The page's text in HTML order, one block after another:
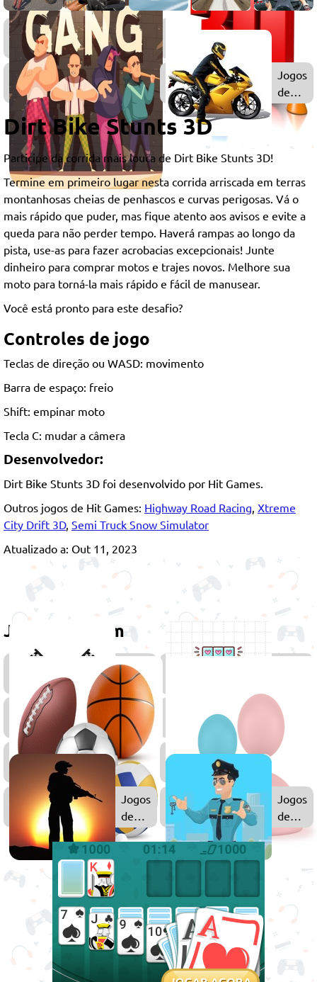
Jogos
de
Moto
Jogos
de
Meninos
Jogos
de
Moto
3D
Dirt Bike Stunts 3D
Participe da corrida mais louca de Dirt Bike Stunts 3D!
Termine em primeiro lugar nesta corrida arriscada em terras
montanhosas cheias de penhascos e curvas perigosas. Vá o
mais rápido que puder, mas fique atento aos avisos e evite a
queda para não perder tempo. Haverá rampas ao longo da
pista, use-as para fazer acrobacias excepcionais! Junte
dinheiro para comprar motos e trajes novos. Melhore sua
moto para torná-la mais rápido e fácil de manusear.
Você está pronto para este desafio?
Controles de jogo
Teclas de direção ou WASD: movimento
Barra de espaço: freio
Shift: empinar moto
Tecla C: mudar a câmera
Desenvolvedor:
Dirt Bike Stunts 3D foi desenvolvido por Hit Games.
Outros jogos de Hit Games: Highway Road Racing Xtreme
City Drift 3D, Semi Truck Snow Simulator
Atualizado a: Out 11, 2023
Jogue também
Jogos
de
Corrida
Jogos
2D
Jogos
Jogos
Jogos
de
Ação
Jogos
de
Polícia